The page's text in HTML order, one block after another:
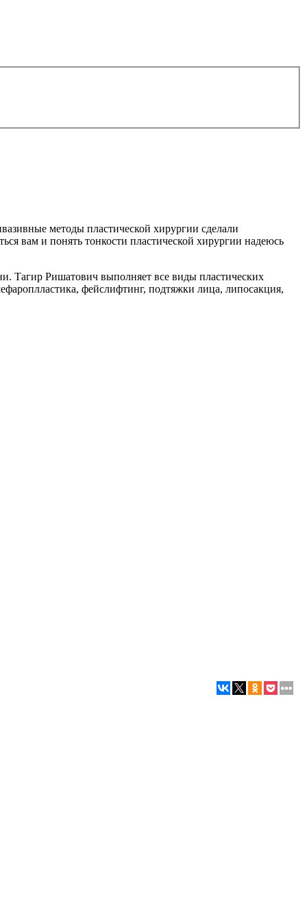
методы пластической хирургии сделали
вам и понять тонкости пластической хирургии надеюсь
Тагир Ришатович выполняет все виды пластических
фейслифтинг, подтяжки лица, липосакция,